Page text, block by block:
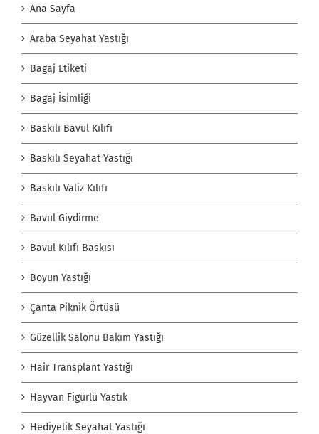
Ana Sayfa
Araba Seyahat Yastığı
Bagaj Etiketi
Bagaj İsimliği
Baskılı Bavul Kılıfı
Baskılı Seyahat Yastığı
Baskılı Valiz Kılıfı
Bavul Giydirme
Bavul Kılıfı Baskısı
Boyun Yastığı
Çanta Piknik Örtüsü
Güzellik Salonu Bakım Yastığı
Hair Transplant Yastığı
Hayvan Figürlü Yastık
Hediyelik Seyahat Yastığı